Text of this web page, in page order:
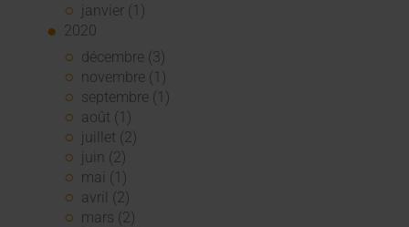
janvier (1)
2020
décembre (3)
novembre (1)
septembre (1)
août (1)
juillet (2)
juin (2)
mai (1)
avril (2)
mars (2)